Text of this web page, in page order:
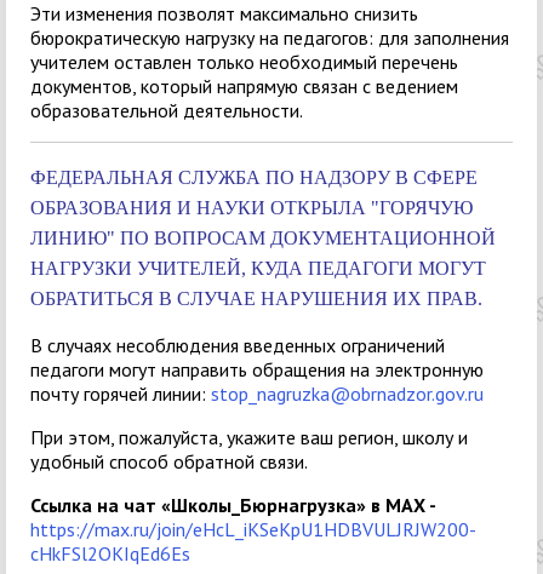
Эти изменения позволят максимально снизить
бюрократическую нагрузку на педагогов: для заполнения
учителем оставлен только необходимый перечень
документов, который напрямую связан с ведением
образовательной деятельности.
ФЕДЕРАЛЬНАЯ СЛУЖБА ПО НАДЗОРУ В СФЕРЕ
ОБРАЗОВАНИЯ И НАУКИ ОТКРЫЛА "ГОРЯЧУЮ
ЛИНИЮ" ПО ВОПРОСАМ ДОКУМЕНТАЦИОННОЙ
НАГРУЗКИ УЧИТЕЛЕЙ, КУДА ПЕДАГОГИ МОГУТ
ОБРАТИТЬСЯ В СЛУЧАЕ НАРУШЕНИЯ ИХ ПРАВ.
В случаях несоблюдения введенных ограничений
педагоги могут направить обращения на электронную
почту горячей линии: stop_nagruzka@obrnadzor.gov.ru
При этом, пожалуйста, укажите ваш регион, школу и
удобный способ обратной связи.
Ссылка на чат «Школы_Бюрнагрузка» в МАХ -
https://max.ru/join/eHcL_iKSeKpU1HDBVULJRJW200-
cHkFSl2OKIqEd6Es